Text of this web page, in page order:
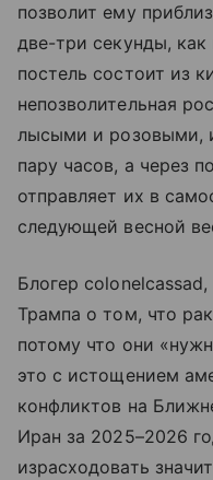
позволит ему
две-три секунды, как
постель состоит из
непозволительная
лысыми и розовыми,
пару часов, а через
отправляет их в
следующей весной
Блогер
Трампа о том, что
потому что они
это с истощением
конфликтов на
Иран за 2025–2026
израсходовать